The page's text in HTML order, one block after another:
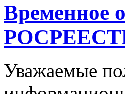
Временное
Уважаемые